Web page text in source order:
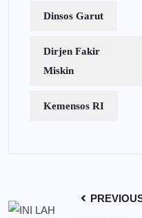
Dinsos Garut
Dirjen Fakir
Miskin
Kemensos RI